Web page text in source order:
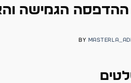
הגמישה
BY